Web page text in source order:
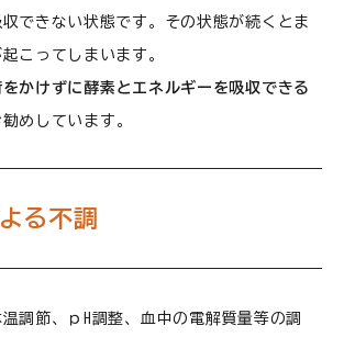
できない状態です。その状態が続くとま
こってしまいます。
かけずに酵素とエネルギーを吸収できる
めしています。
る不調
調節、ｐH調整、血中の電解質量等の調